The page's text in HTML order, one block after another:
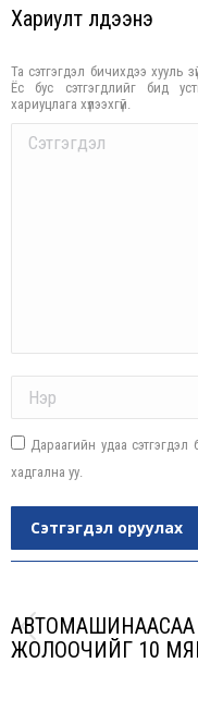
Хариулт үлдээнэ үү
Та сэтгэгдэл бичихдээ хууль
Ёс бус сэтгэгдлийг бид
хариуцлага хүлээхгүй.
Comment
Дараагийн удаа
хадгална уу.
Сэтгэгдэл оруулах
ЖОЛООЧИЙГ 10